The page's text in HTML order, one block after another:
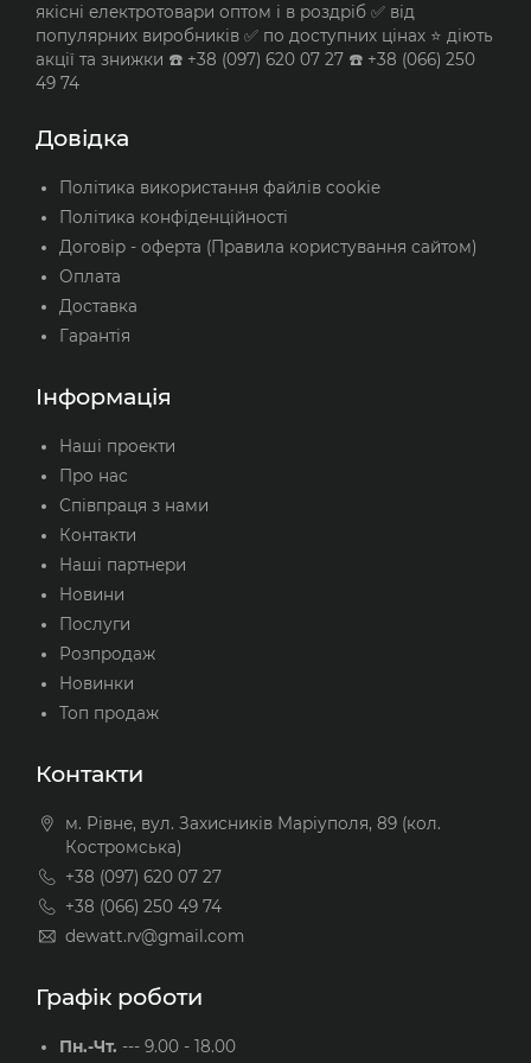
якісні електротовари оптом і в роздріб ✅ від
популярних виробників ✅ по доступних цінах ⭐ діють
акції та знижки ☎️ +38 (097) 620 07 27 ☎️ +38 (066) 250
49 74
Довідка
Політика використання файлів cookie
Політика конфіденційності
Договір - оферта (Правила користування сайтом)
Оплата
Доставка
Гарантія
Інформація
Наші проекти
Про нас
Співпраця з нами
Контакти
Наші партнери
Новини
Послуги
Розпродаж
Новинки
Топ продаж
Контакти
м. Рівне, вул. Захисників Маріуполя, 89 (кол.
Костромська)
+38 (097) 620 07 27
+38 (066) 250 49 74
dewatt.rv@gmail.com
Графік роботи
Пн.-Чт. --- 9.00 - 18.00